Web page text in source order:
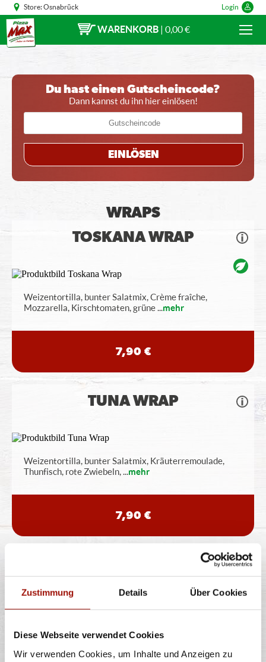
Zustimmung Details Über Cookies
Diese Webseite verwendet Cookies
Wir verwenden Cookies, um Inhalte und Anzeigen zu
Store:Osnabrück Login
WARENKORB | 0,00 €
Du hast einen Gutscheincode?
Dann kannst du ihn hier einlösen!
EINLÖSEN
WRAPS
TOSKANA WRAP
Weizentortilla, bunter Salatmix, Crème fraîche,
Mozzarella, Kirschtomaten, grüne...mehr
7,90 €
TUNA WRAP
Weizentortilla, bunter Salatmix, Kräuterremoulade,
Thunfisch, rote Zwiebeln,...mehr
7,90 €
Crispy Chicken, Cheddar